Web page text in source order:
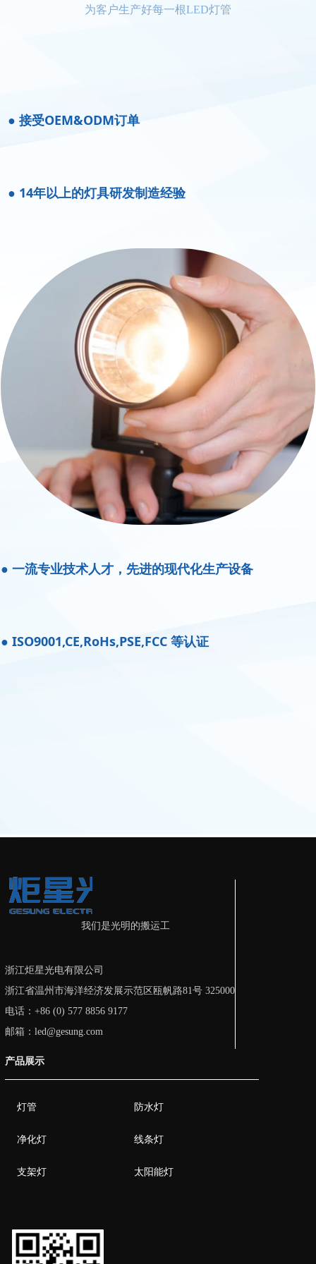
为客户生产好每一根LED灯管
● 14年以上的灯具研发制造经验
● 接受OEM&ODM订单
● 一流专业技术人才，先进的现代化生产设备
● ISO9001,CE,RoHs,PSE,FCC 等认证
我们是光明的搬运工
浙江炬星光电有限公司
浙江省温州市海洋经济发展示范区瓯帆路81号 325000
电话：+86 (0) 577 8856 9177
邮箱：led@gesung.com
产品展示
灯管
净化灯
支架灯
防水灯
线条灯
太阳能灯